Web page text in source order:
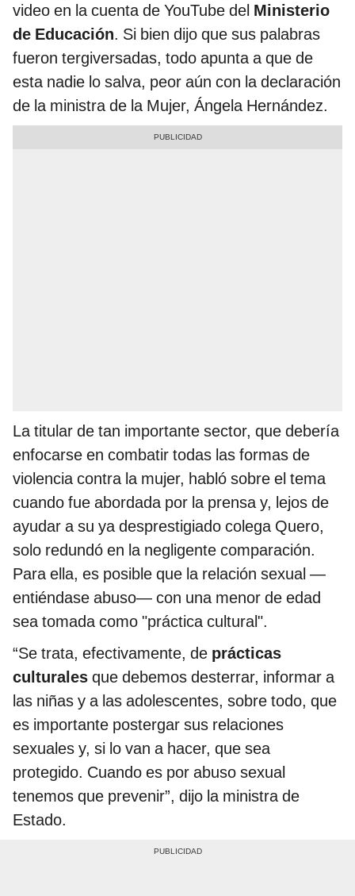
video en la cuenta de YouTube del Ministerio
de Educación. Si bien dijo que sus palabras
fueron tergiversadas, todo apunta a que de
esta nadie lo salva, peor aún con la declaración
de la ministra de la Mujer, Ángela Hernández.
La titular de tan importante sector, que debería
enfocarse en combatir todas las formas de
violencia contra la mujer, habló sobre el tema
cuando fue abordada por la prensa y, lejos de
ayudar a su ya desprestigiado colega Quero,
solo redundó en la negligente comparación.
Para ella, es posible que la relación sexual —
entiéndase abuso— con una menor de edad
sea tomada como "práctica cultural".
“Se trata, efectivamente, de prácticas
culturales que debemos desterrar, informar a
las niñas y a las adolescentes, sobre todo, que
es importante postergar sus relaciones
sexuales y, si lo van a hacer, que sea
protegido. Cuando es por abuso sexual
tenemos que prevenir”, dijo la ministra de
Estado.